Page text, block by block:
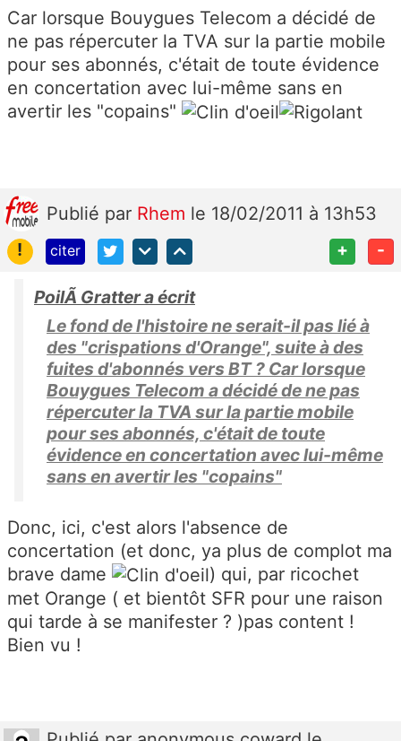
Car lorsque Bouygues Telecom a décidé de
ne pas répercuter la TVA sur la partie mobile
pour ses abonnés, c'était de toute évidence
en concertation avec lui-même sans en
avertir les "copains"
Publié par Rhem le 18/02/2011 à 13h53
!
citer + -
PoilÃ Gratter a écrit
Le fond de l'histoire ne serait-il pas lié à
des "crispations d'Orange", suite à des
fuites d'abonnés vers BT ? Car lorsque
Bouygues Telecom a décidé de ne pas
répercuter la TVA sur la partie mobile
pour ses abonnés, c'était de toute
évidence en concertation avec lui-même
sans en avertir les "copains"
Donc, ici, c'est alors l'absence de
concertation (et donc, ya plus de complot ma
brave dame
) qui, par ricochet
met Orange ( et bientôt SFR pour une raison
qui tarde à se manifester ? )pas content !
Bien vu !